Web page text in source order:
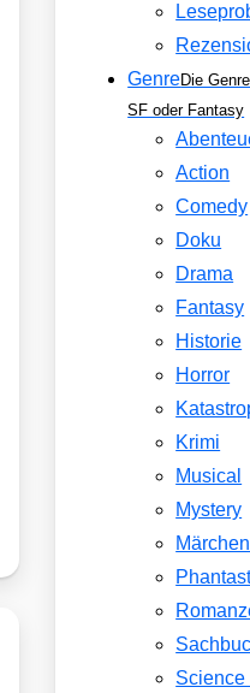
GenreDie
SF oder Fantasy
Action
Comedy
Doku
Drama
Fantasy
Historie
Horror
Krimi
Musical
Mystery
Märchen
Science